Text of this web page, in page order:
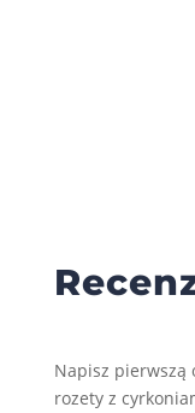
Napisz pierwszą
rozety z